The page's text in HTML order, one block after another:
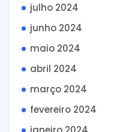
julho 2024
junho 2024
maio 2024
abril 2024
março 2024
fevereiro 2024